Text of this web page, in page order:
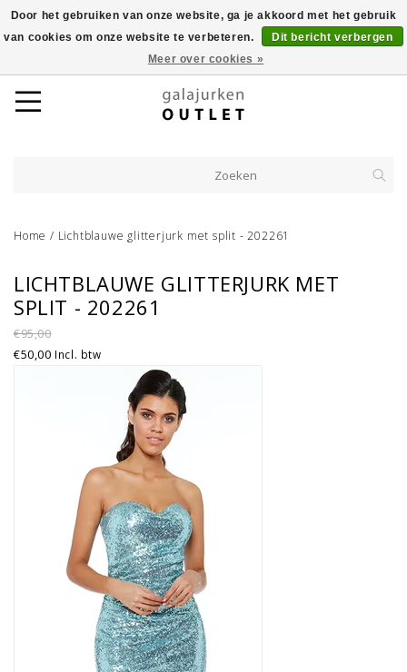
Home / Lichtblauwe glitterjurk met split - 202261
LICHTBLAUWE GLITTERJURK MET
SPLIT - 202261
€95,00
€50,00 Incl. btw
Door het gebruiken van onze website, ga je akkoord met het gebruik
van cookies om onze website te verbeteren.
Dit bericht verbergen
Meer over cookies »